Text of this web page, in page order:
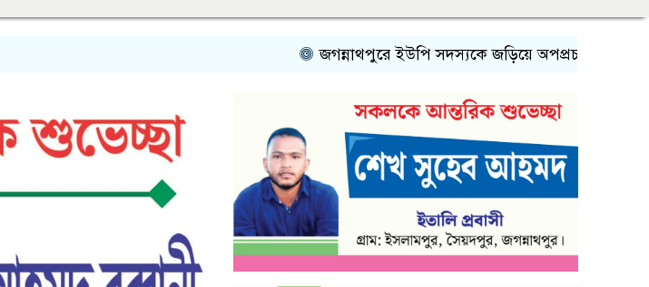
জগন্নাথপুরে ইউপি সদস্যকে জড়িয়ে অপপ্রচারের বিরুদ্ধে